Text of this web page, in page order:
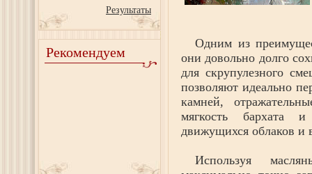
Результаты
Рекомендуем
Одним из
они довольно долго
для скрупулезного
позволяют идеально
камней,
мягкость бархата
движущихся облаков и
Используя